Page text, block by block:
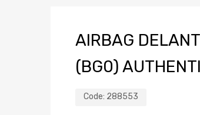
AIRBAG
(BG0)
Code: 288553